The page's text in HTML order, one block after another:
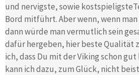
und nervigste, sowie
Bord mitführt. Aber wenn, wenn
dann würde man vermutlich sein
dafür hergeben, hier beste Qualität
ich, dass Du mit der Viking schon
kann ich dazu, zum Glück, nicht